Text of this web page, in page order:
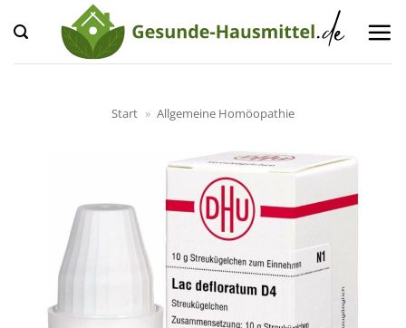
Inhalt
springen
Start » Allgemeine Homöopathie